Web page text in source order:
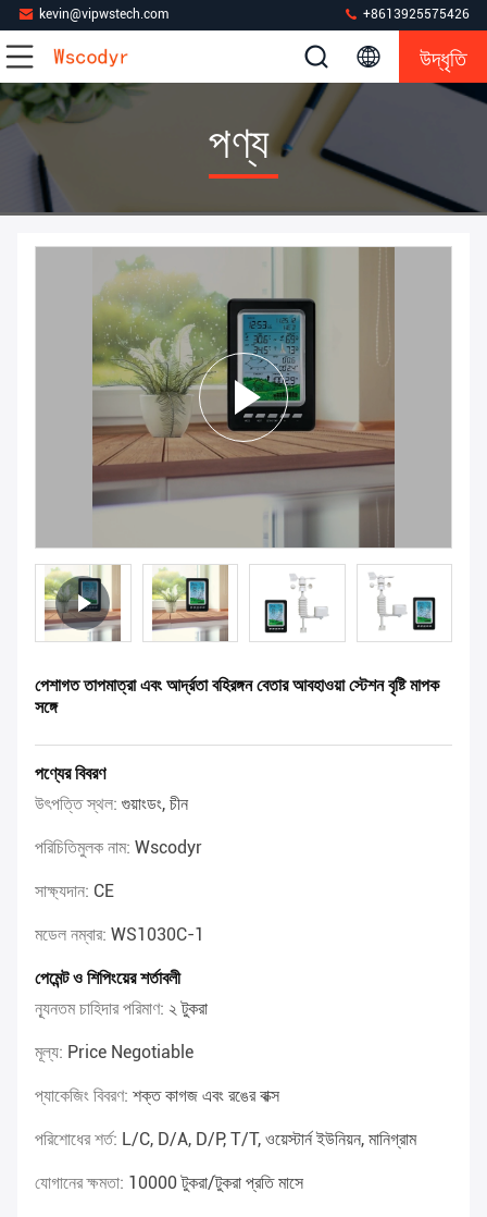
kevin@vipwstech.com +8613925575426
উদ্ধৃতি
পণ্য
পেশাগত তাপমাত্রা এবং আর্দ্রতা বহিরঙ্গন বেতার আবহাওয়া স্টেশন বৃষ্টি মাপক
সঙ্গে
পণ্যের বিবরণ
উৎপত্তি স্থল: গুয়াংডং, চীন
পরিচিতিমুলক নাম: Wscodyr
সাক্ষ্যদান: CE
মডেল নম্বার: WS1030C-1
পেমেন্ট ও শিপিংয়ের শর্তাবলী
ন্যূনতম চাহিদার পরিমাণ: ২ টুকরা
মূল্য: Price Negotiable
প্যাকেজিং বিবরণ: শক্ত কাগজ এবং রঙের বাক্স
পরিশোধের শর্ত: L/C, D/A, D/P, T/T, ওয়েস্টার্ন ইউনিয়ন, মানিগ্রাম
যোগানের ক্ষমতা: 10000 টুকরা/টুকরা প্রতি মাসে